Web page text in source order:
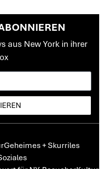
aus New York in ihrer
Geheimes + Skurriles